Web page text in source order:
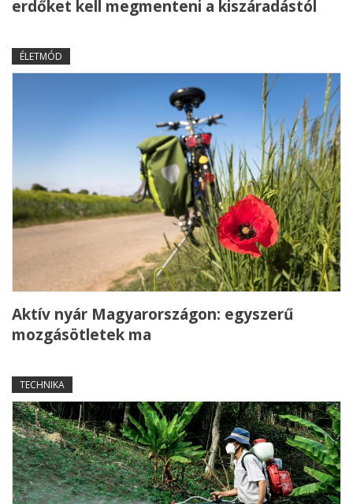
erdőket kell megmenteni a kiszáradástól
ÉLETMÓD
Aktív nyár Magyarországon: egyszerű
mozgásötletek ma
TECHNIKA